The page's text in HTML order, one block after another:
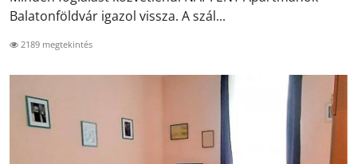
Balatonföldvár igazol vissza. A szál...
2189 megtekintés